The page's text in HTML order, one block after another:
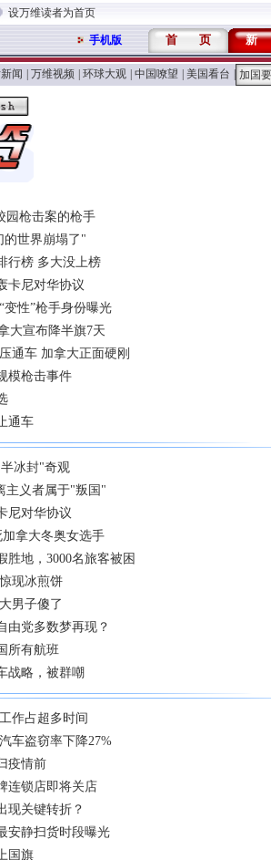
设万维读者为首页
手机版 首 页 新
闻 万维视频 环球大观 中国嘹望 美国看台 加国
园枪击案的枪手
的世界崩塌了"
行榜 多大没上榜
卡尼对华协议
变性”枪手身份曝光
大宣布降半旗7天
通车 加拿大正面硬刚
模枪击事件
通车
冰封"奇观
主义者属于"叛国"
尼对华协议
拿大冬奥女选手
胜地，3000名旅客被困
现冰煎饼
男子傻了
由党多数梦再现？
所有航班
战略，被群嘲
作占超多时间
车盗窃率下降27%
疫情前
连锁店即将关店
现关键转折？
安静扫货时段曝光
国旗